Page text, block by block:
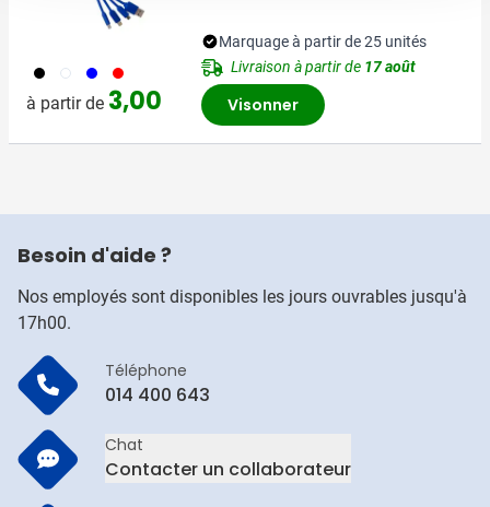
001 002 005 008
à partir de 3,00
Marquage à partir de 25 unités
Livraison à partir de 17 août
Visonner
Besoin d'aide ?
Nos employés sont disponibles les jours ouvrables jusqu'à
17h00.
Téléphone
014 400 643
Chat
Contacter un collaborateur